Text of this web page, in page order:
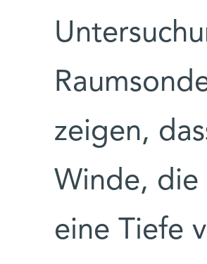
zeigen,
Winde, die
eine Tiefe